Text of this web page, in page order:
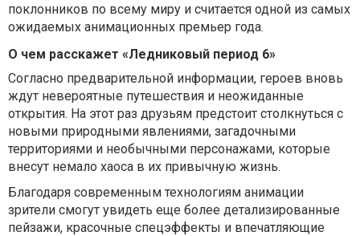
поклонников по всему миру и считается одной из самых
ожидаемых анимационных премьер года.
О чем расскажет «Ледниковый период 6»
Согласно предварительной информации, героев вновь
ждут невероятные путешествия и неожиданные
открытия. На этот раз друзьям предстоит столкнуться с
новыми природными явлениями, загадочными
территориями и необычными персонажами, которые
внесут немало хаоса в их привычную жизнь.
Благодаря современным технологиям анимации
зрители смогут увидеть еще более детализированные
пейзажи, красочные спецэффекты и впечатляющие